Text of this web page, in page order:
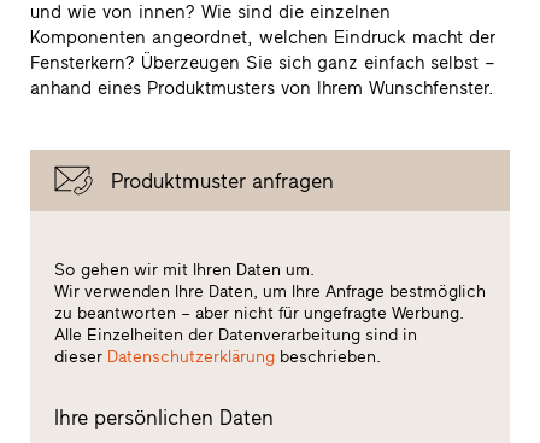
und wie von innen? Wie sind die einzelnen
Komponenten angeordnet, welchen Eindruck macht der
Fensterkern? Überzeugen Sie sich ganz einfach selbst –
anhand eines Produktmusters von Ihrem Wunschfenster.
Produktmuster anfragen
So gehen wir mit Ihren Daten um.
Wir verwenden Ihre Daten, um Ihre Anfrage bestmöglich
zu beantworten – aber nicht für ungefragte Werbung.
Alle Einzelheiten der Datenverarbeitung sind in
dieser Datenschutzerklärungbeschrieben.
Ihre persönlichen Daten